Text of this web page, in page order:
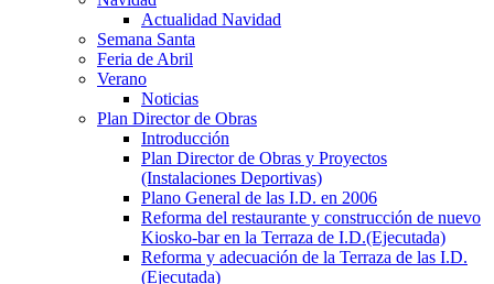
Actualidad Navidad
Semana Santa
Feria de Abril
Verano
Noticias
Plan Director de Obras
Introducción
Plan Director de Obras y Proyectos
(Instalaciones Deportivas)
Plano General de las I.D. en 2006
Reforma del restaurante y construcción de nuevo
Kiosko-bar en la Terraza de I.D.(Ejecutada)
Reforma y adecuación de la Terraza de las I.D.
(Ejecutada)